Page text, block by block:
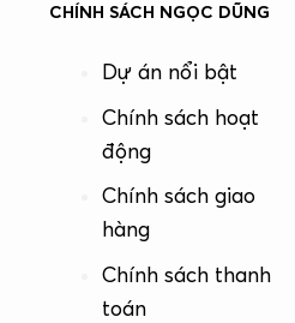
CHÍNH SÁCH NGỌC DŨNG
Dự án nổi bật
Chính sách hoạt
động
Chính sách giao
hàng
Chính sách thanh
toán